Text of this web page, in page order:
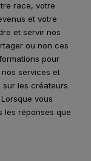
race, votre
et votre
et servir nos
ou non ces
pour
services et
sur les créateurs
vous
les réponses que